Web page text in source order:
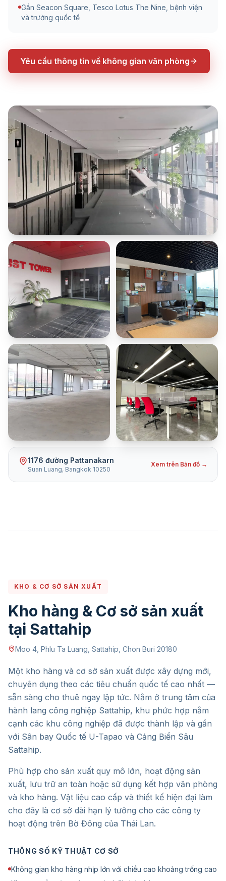
Gần Seacon Square, Tesco Lotus The Nine, bệnh viện
và trường quốc tế
Yêu cầu thông tin về không gian văn phòng
1176 đường Pattanakarn
Suan Luang, Bangkok 10250
Xem trên Bản đồ →
KHO & CƠ SỞ SẢN XUẤT
Kho hàng & Cơ sở sản xuất
tại Sattahip
Moo 4, Phlu Ta Luang, Sattahip, Chon Buri 20180
Một kho hàng và cơ sở sản xuất được xây dựng mới,
chuyên dụng theo các tiêu chuẩn quốc tế cao nhất —
sẵn sàng cho thuê ngay lập tức. Nằm ở trung tâm của
hành lang công nghiệp Sattahip, khu phức hợp nằm
cạnh các khu công nghiệp đã được thành lập và gần
với Sân bay Quốc tế U-Tapao và Cảng Biển Sâu
Sattahip.
Phù hợp cho sản xuất quy mô lớn, hoạt động sản
xuất, lưu trữ an toàn hoặc sử dụng kết hợp văn phòng
và kho hàng. Vật liệu cao cấp và thiết kế hiện đại làm
cho đây là cơ sở dài hạn lý tưởng cho các công ty
hoạt động trên Bờ Đông của Thái Lan.
THÔNG SỐ KỸ THUẬT CƠ SỞ
Không gian kho hàng nhịp lớn với chiều cao khoảng trống cao